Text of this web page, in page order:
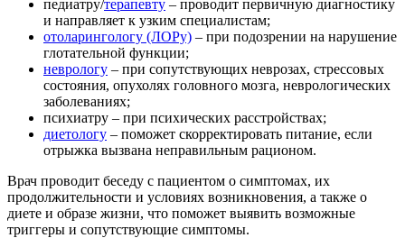
педиатру/терапевту – проводит первичную диагностику
и направляет к узким специалистам;
отоларингологу (ЛОРу) – при подозрении на нарушение
глотательной функции;
неврологу – при сопутствующих неврозах, стрессовых
состояния, опухолях головного мозга, неврологических
заболеваниях;
психиатру – при психических расстройствах;
диетологу – поможет скорректировать питание, если
отрыжка вызвана неправильным рационом.
Врач проводит беседу с пациентом о симптомах, их
продолжительности и условиях возникновения, а также о
диете и образе жизни, что поможет выявить возможные
триггеры и сопутствующие симптомы.